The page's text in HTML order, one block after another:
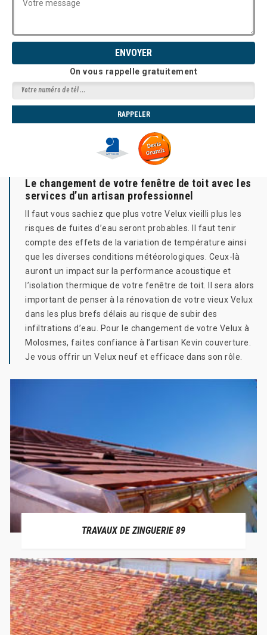
On vous rappelle gratuitement
Le changement de votre fenêtre de toit avec les
services d’un artisan professionnel
Il faut vous sachiez que plus votre Velux vieilli plus les
risques de fuites d’eau seront probables. Il faut tenir
compte des effets de la variation de température ainsi
que les diverses conditions météorologiques. Ceux-là
auront un impact sur la performance acoustique et
l’isolation thermique de votre fenêtre de toit. Il sera alors
important de penser à la rénovation de votre vieux Velux
dans les plus brefs délais au risque de subir des
infiltrations d’eau. Pour le changement de votre Velux à
Molosmes, faites confiance à l’artisan Kevin couverture.
Je vous offrir un Velux neuf et efficace dans son rôle.
TRAVAUX DE ZINGUERIE 89